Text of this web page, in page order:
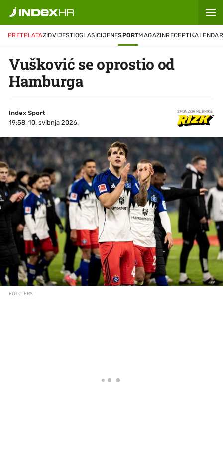
PRETPLATAZIDVIJESTIOGLASICIJENESPORTMAGAZINRECEPTIKALENDAR
Vušković se oprostio od
Hamburga
Index Sport
19:58, 10. svibnja 2026.
SPONZOR RUBRIKE
FOTO: EPA